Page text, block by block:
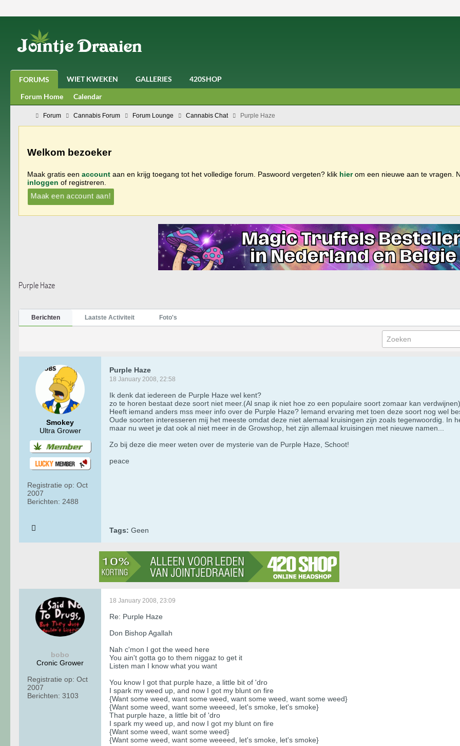
FORUMS WIET KWEKEN GALLERIES
420SHOP
Forum Home
Calendar
Forum Cannabis Forum Forum Lounge Cannabis Chat Purple Haze
Welkom bezoeker
Maak gratis een account aan en krijg toegang tot het volledige forum. Paswoord vergeten? klik hierom een nieuwe aan te vragen.
inloggen of registreren.
Maak een account aan!
Purple Haze
Berichten Laatste Activiteit Foto's
Smokey
Ultra Grower
Registratie op: Oct
2007
Berichten: 2488
Purple Haze
18 January 2008, 22:58
Ik denk dat iedereen de Purple Haze wel kent?
zo te horen bestaat deze soort niet meer.(Al snap ik niet hoe zo een populaire soort zomaar kan
Heeft iemand anders mss meer info over de Purple Haze? Iemand ervaring met toen deze soort nog wel
Oude soorten interesseren mij het meeste omdat deze niet alemaal kruisingen zijn zoals tegenwoordig. In
maar nu weet je dat ook al niet meer in de Growshop, het zijn allemaal kruisingen met nieuwe namen...
Zo bij deze die meer weten over de mysterie van de Purple Haze, Schoot!
peace
Tags: Geen
bobo
Cronic Grower
Registratie op: Oct
2007
Berichten: 3103
18 January 2008, 23:09
Re: Purple Haze
Don Bishop Agallah
Nah c'mon I got the weed here
You ain't gotta go to them niggaz to get it
Listen man I know what you want
You know I got that purple haze, a little bit of 'dro
I spark my weed up, and now I got my blunt on fire
{Want some weed, want some weed, want some weed, want some weed}
{Want some weed, want some weeeed, let's smoke, let's smoke}
That purple haze, a little bit of 'dro
I spark my weed up, and now I got my blunt on fire
{Want some weed, want some weed}
{Want some weed, want some weeeed, let's smoke, let's smoke}